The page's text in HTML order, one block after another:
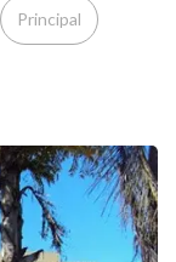
Principal